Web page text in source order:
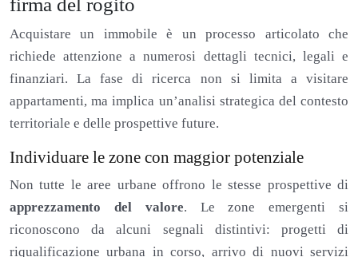
firma del rogito
Acquistare un immobile è un processo articolato che
richiede attenzione a numerosi dettagli tecnici, legali e
finanziari. La fase di ricerca non si limita a visitare
appartamenti, ma implica un’analisi strategica del contesto
territoriale e delle prospettive future.
Individuare le zone con maggior potenziale
Non tutte le aree urbane offrono le stesse prospettive di
apprezzamento del valore. Le zone emergenti si
riconoscono da alcuni segnali distintivi: progetti di
riqualificazione urbana in corso, arrivo di nuovi servizi